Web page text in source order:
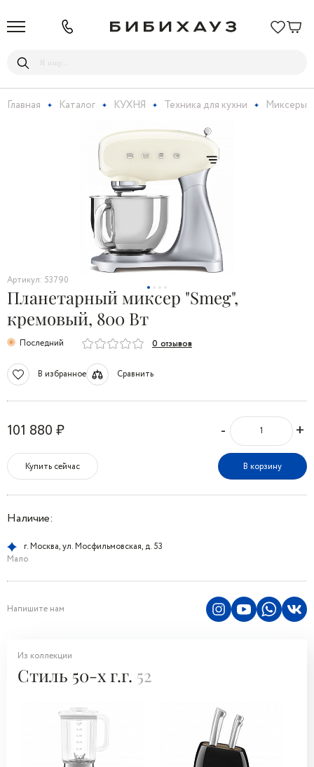
Главная Каталог КУХНЯ Техника для кухни Миксеры,
Артикул: 53790
Планетарный миксер "Smeg",
кремовый, 800 Вт
Последний 0 отзывов
В избранное Сравнить
101 880 ₽ - +
Купить сейчас В корзину
Наличие:
г. Москва, ул. Мосфильмовская, д. 53
Мало
Напишите нам
Из коллекции
Стиль 50-х г.г. 52